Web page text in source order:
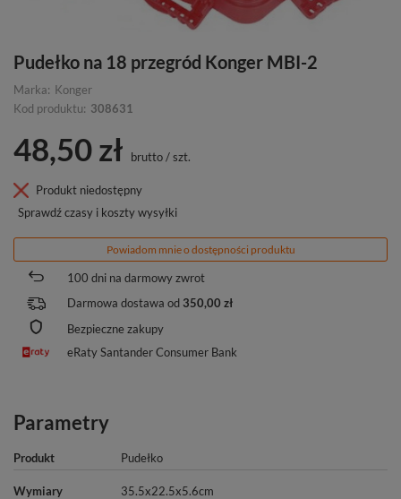
Pudełko na 18 przegród Konger MBI-2
Marka: Konger
Kod produktu: 308631
48,50 zł brutto/szt.
Produkt niedostępny
Sprawdź czasy i koszty wysyłki
Powiadom mnie o dostępności produktu
100 dni na darmowy zwrot
Darmowa dostawa od 350,00 zł
Bezpieczne zakupy
eRaty Santander Consumer Bank
Parametry
Produkt Pudełko
Wymiary 35.5x22.5x5.6cm